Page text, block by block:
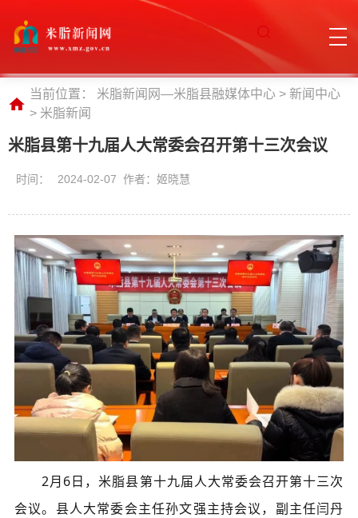
当前位置： 米脂新闻网—米脂县融媒体中心 > 新闻中心
> 米脂新闻
米脂县第十九届人大常委会召开第十三次会议
时间： 2024-02-07 作者：姬晓慧
2月6日，米脂县第十九届人大常委会召开第十三次
会议。县人大常委会主任孙文强主持会议，副主任闫丹